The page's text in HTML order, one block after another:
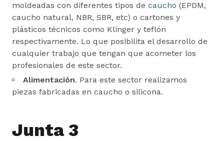
moldeadas con diferentes tipos de caucho (EPDM,
caucho natural, NBR, SBR, etc) o cartones y
plásticos técnicos como Klinger y teflón
respectivamente. Lo que posibilita el desarrollo de
cualquier trabajo que tengan que acometer los
profesionales de este sector.
Alimentación. Para este sector realizamos
piezas fabricadas en caucho o silicona.
Junta 3